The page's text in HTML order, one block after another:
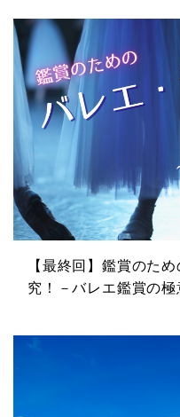
【最終回】鑑賞のた
究！－バレエ鑑賞の極